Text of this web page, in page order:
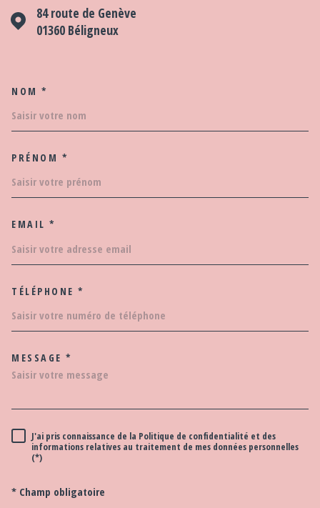
84 route de Genève
01360 Béligneux
NOM *
PRÉNOM *
EMAIL *
TÉLÉPHONE *
MESSAGE *
RÈGLEMENTATION
J'ai pris connaissance de la Politique de confidentialité et des
informations relatives au traitement de mes données personnelles
(*)
* Champ obligatoire